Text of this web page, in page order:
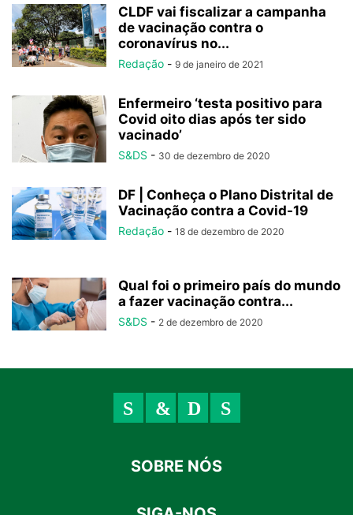
CLDF vai fiscalizar a campanha
de vacinação contra o
coronavírus no...
Redação - 9 de janeiro de 2021
Enfermeiro ‘testa positivo para
Covid oito dias após ter sido
vacinado’
S&DS - 30 de dezembro de 2020
DF | Conheça o Plano Distrital de
Vacinação contra a Covid-19
Redação - 18 de dezembro de 2020
Qual foi o primeiro país do mundo
a fazer vacinação contra...
S&DS - 2 de dezembro de 2020
SOBRE NÓS